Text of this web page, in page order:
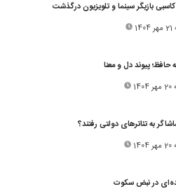
بازیگر سینما و تلویزیون درگذشت
حافظ؛ پیوند دل و معنا
به تئاترهای دولتی رفتند؟
در نبض سکوت